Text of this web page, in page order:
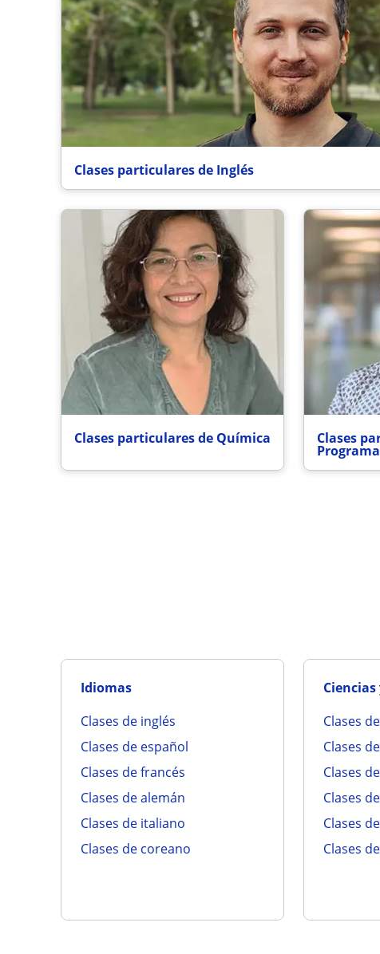
Clases particulares de Inglés
Clases particulares de Química Clases
Idiomas
clases de inglés
clases de español
clases de francés
clases de alemán
clases de italiano
clases de coreano
Ciencias
clases
clases
clases
clases
clases
clases